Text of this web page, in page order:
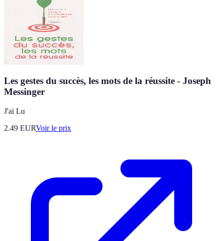
Les gestes du succès, les mots de la réussite - Joseph
Messinger
J'ai Lu
2.49 EURVoir le prix